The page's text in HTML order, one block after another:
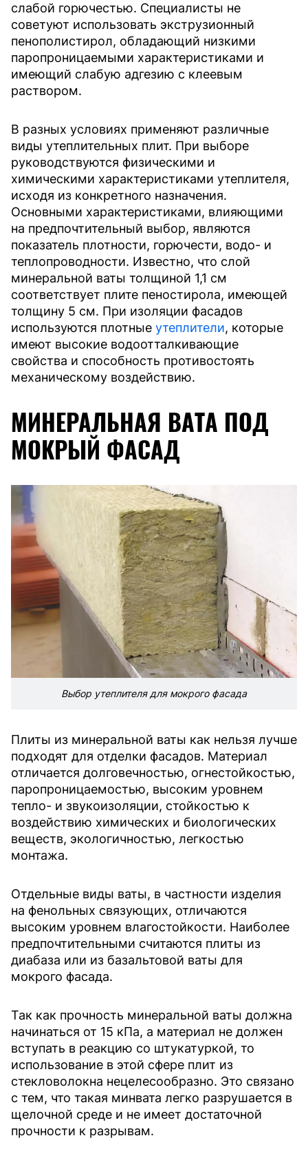
слабой горючестью. Специалисты не
советуют использовать экструзионный
пенополистирол, обладающий низкими
паропроницаемыми характеристиками и
имеющий слабую адгезию с клеевым
раствором.
В разных условиях применяют различные
виды утеплительных плит. При выборе
руководствуются физическими и
химическими характеристиками утеплителя,
исходя из конкретного назначения.
Основными характеристиками, влияющими
на предпочтительный выбор, являются
показатель плотности, горючести, водо- и
теплопроводности. Известно, что слой
минеральной ваты толщиной 1,1 см
соответствует плите пеностирола, имеющей
толщину 5 см. При изоляции фасадов
используются плотные утеплители, которые
имеют высокие водоотталкивающие
свойства и способность противостоять
механическому воздействию.
МИНЕРАЛЬНАЯ ВАТА ПОД
МОКРЫЙ ФАСАД
Выбор утеплителя для мокрого фасада
Плиты из минеральной ваты как нельзя лучше
подходят для отделки фасадов. Материал
отличается долговечностью, огнестойкостью,
паропроницаемостью, высоким уровнем
тепло- и звукоизоляции, стойкостью к
воздействию химических и биологических
веществ, экологичностью, легкостью
монтажа.
Отдельные виды ваты, в частности изделия
на фенольных связующих, отличаются
высоким уровнем влагостойкости. Наиболее
предпочтительными считаются плиты из
диабаза или из базальтовой ваты для
мокрого фасада.
Так как прочность минеральной ваты должна
начинаться от 15 кПа, а материал не должен
вступать в реакцию со штукатуркой, то
использование в этой сфере плит из
стекловолокна нецелесообразно. Это связано
с тем, что такая минвата легко разрушается в
щелочной среде и не имеет достаточной
прочности к разрывам.